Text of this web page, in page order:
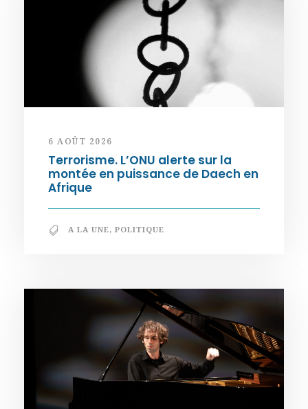
6 AOÛT 2026
Terrorisme. L’ONU alerte sur la
montée en puissance de Daech en
Afrique
A LA UNE, POLITIQUE